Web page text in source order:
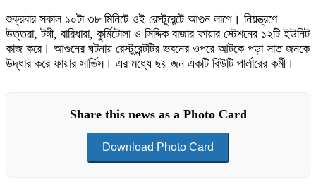
শুক্রবার সকাল ১০টা ৩৮ মিনিটে ওই রেস্টুরেন্টে আগুন লাগে। নিয়ন্ত্রণে
উত্তরা, টঙ্গী, বারিধারা, কুর্মিটোলা ও সিদ্দিক বাজার ফায়ার স্টেশনের ১২টি ইউনিট
কাজ করে। আগুনের ঘটনায় রেস্টুরেন্টটির ভবনের ওপরে আটকে পড়া সাত জনকে
উদ্ধার করে ফায়ার সার্ভিস। এর মধ্যে ছয় জন একটি বিউটি পার্লারের কর্মী।
Share this news as a Photo Card
Download Photo Card